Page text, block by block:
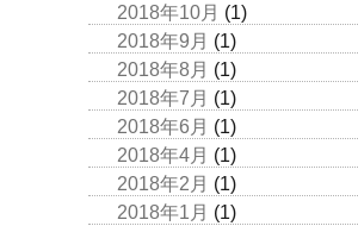
2018年10月 (1)
2018年9月 (1)
2018年8月 (1)
2018年7月 (1)
2018年6月 (1)
2018年4月 (1)
2018年2月 (1)
2018年1月 (1)